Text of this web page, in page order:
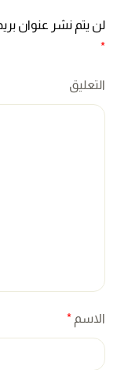
لن يتم نشر عنوان
*
التعليق
الاسم *